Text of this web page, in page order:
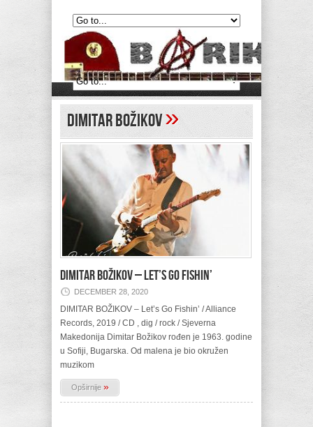
Dimitar Božikov»
DIMITAR BOŽIKOV – Let’s Go Fishin’
DECEMBER 28, 2020
DIMITAR BOŽIKOV – Let’s Go Fishin’ / Alliance
Records, 2019 / CD , dig / rock / Sjeverna
Makedonija Dimitar Božikov rođen je 1963. godine
u Sofiji, Bugarska. Od malena je bio okružen
muzikom
Opširnije »